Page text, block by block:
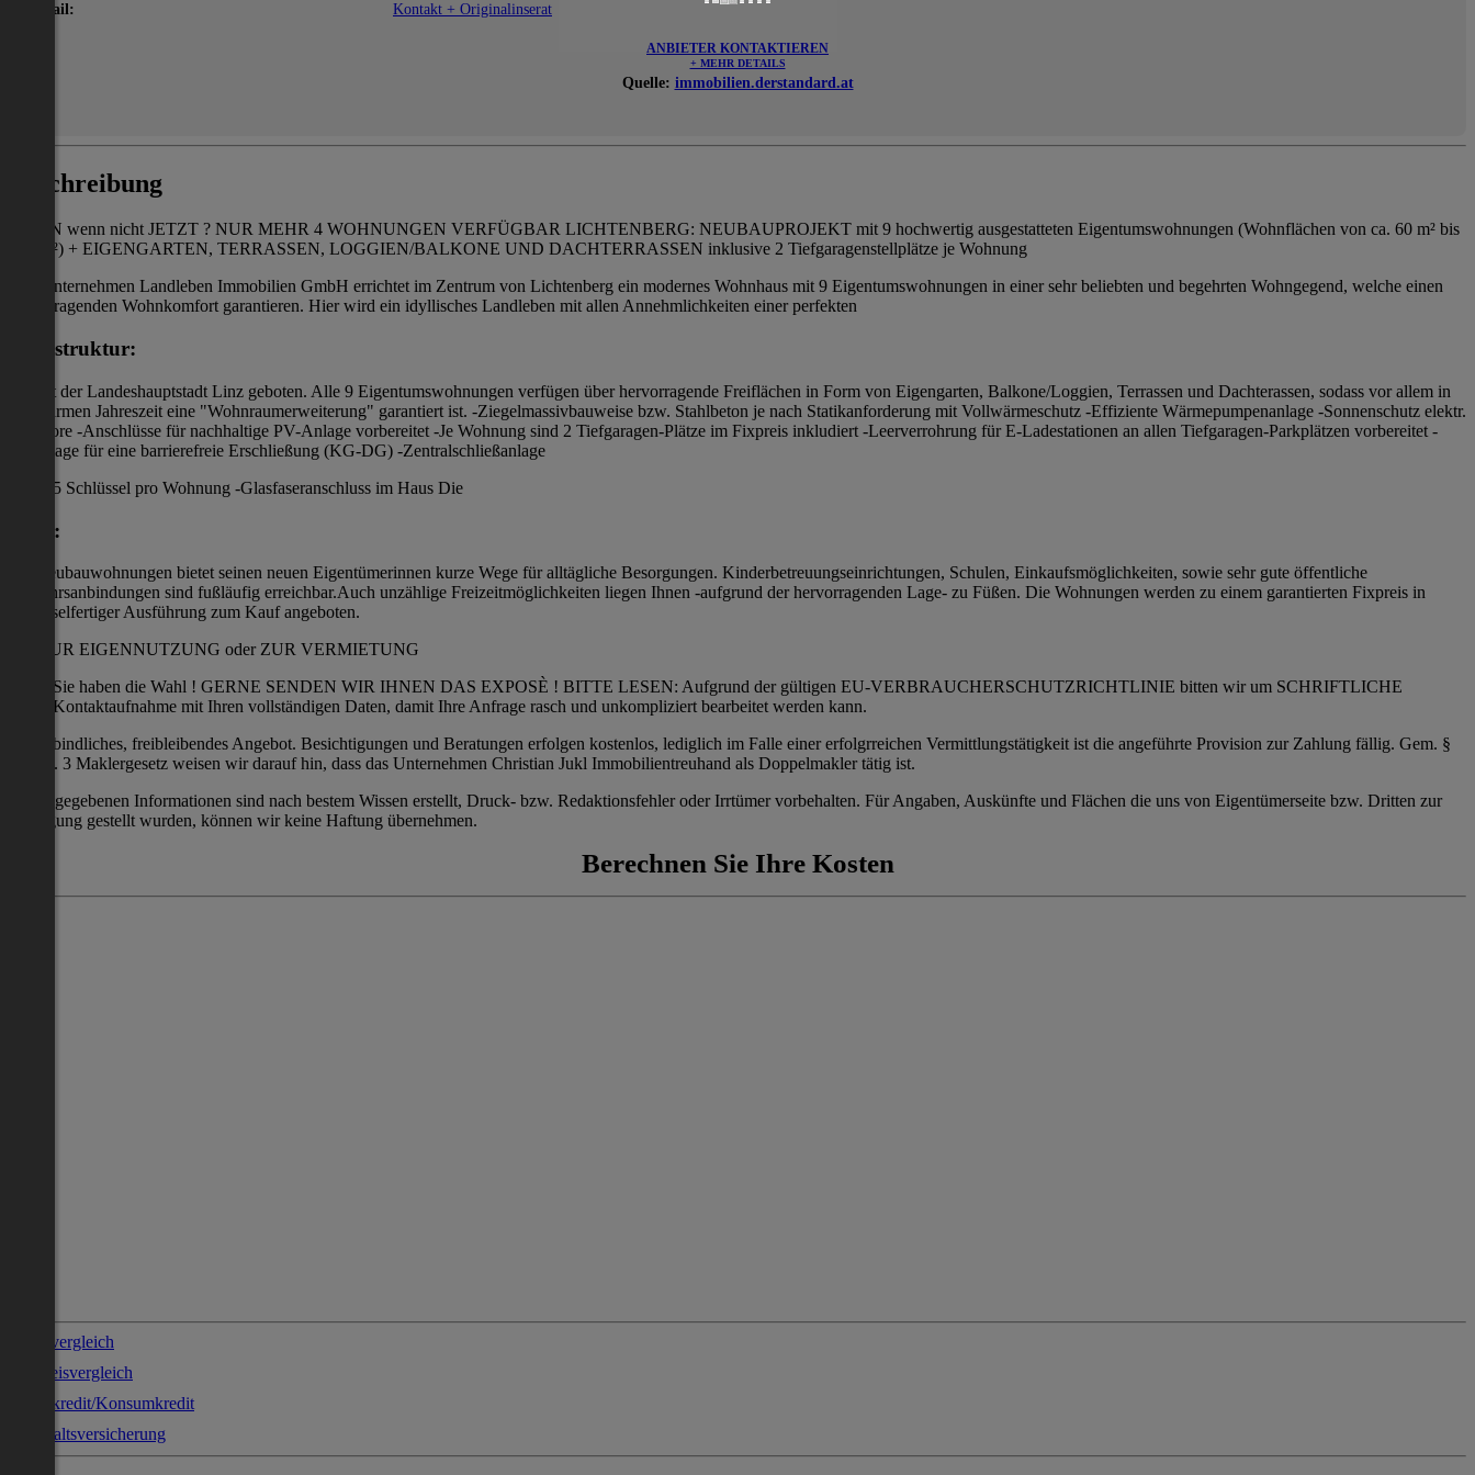
E-Mail: Kontakt + Originalinserat
ANBIETER KONTAKTIEREN
+ MEHR DETAILS
Quelle: immobilien.derstandard.at
Beschreibung
WANN wenn nicht JETZT ? NUR MEHR 4 WOHNUNGEN VERFÜGBAR LICHTENBERG: NEUBAUPROJEKT mit 9 hochwertig ausgestatteten Eigentumswohnungen (Wohnflächen von ca. 60 m² bis
106 m²) + EIGENGARTEN, TERRASSEN, LOGGIEN/BALKONE UND DACHTERRASSEN inklusive 2 Tiefgaragenstellplätze je Wohnung
Das Unternehmen Landleben Immobilien GmbH errichtet im Zentrum von Lichtenberg ein modernes Wohnhaus mit 9 Eigentumswohnungen in einer sehr beliebten und begehrten Wohngegend, welche einen
hervorragenden Wohnkomfort garantieren. Hier wird ein idyllisches Landleben mit allen Annehmlichkeiten einer perfekten
Infrastruktur:
unweit der Landeshauptstadt Linz geboten. Alle 9 Eigentumswohnungen verfügen über hervorragende Freiflächen in Form von Eigengarten, Balkone/Loggien, Terrassen und Dachterassen, sodass vor allem in
der warmen Jahreszeit eine "Wohnraumerweiterung" garantiert ist. -Ziegelmassivbauweise bzw. Stahlbeton je nach Statikanforderung mit Vollwärmeschutz -Effiziente Wärmepumpenanlage -Sonnenschutz elektr.
Raffstore -Anschlüsse für nachhaltige PV-Anlage vorbereitet -Je Wohnung sind 2 Tiefgaragen-Plätze im Fixpreis inkludiert -Leerverrohrung für E-Ladestationen an allen Tiefgaragen-Parkplätzen vorbereitet -
Liftanlage für eine barrierefreie Erschließung (KG-DG) -Zentralschließanlage
5 Schlüssel pro Wohnung -Glasfaseranschluss im Haus Die
Lage:
der Neubauwohnungen bietet seinen neuen Eigentümerinnen kurze Wege für alltägliche Besorgungen. Kinderbetreuungseinrichtungen, Schulen, Einkaufsmöglichkeiten, sowie sehr gute öffentliche
Verkehrsanbindungen sind fußläufig erreichbar.Auch unzählige Freizeitmöglichkeiten liegen Ihnen -aufgrund der hervorragenden Lage- zu Füßen. Die Wohnungen werden zu einem garantierten Fixpreis in
schlüsselfertiger Ausführung zum Kauf angeboten.
OB ZUR EIGENNUTZUNG oder ZUR VERMIETUNG
Sie haben die Wahl ! GERNE SENDEN WIR IHNEN DAS EXPOSÈ ! BITTE LESEN: Aufgrund der gültigen EU-VERBRAUCHERSCHUTZRICHTLINIE bitten wir um SCHRIFTLICHE
Kontaktaufnahme mit Ihren vollständigen Daten, damit Ihre Anfrage rasch und unkompliziert bearbeitet werden kann.
Unverbindliches, freibleibendes Angebot. Besichtigungen und Beratungen erfolgen kostenlos, lediglich im Falle einer erfolgrreichen Vermittlungstätigkeit ist die angeführte Provision zur Zahlung fällig. Gem. §
5, Abs. 3 Maklergesetz weisen wir darauf hin, dass das Unternehmen Christian Jukl Immobilientreuhand als Doppelmakler tätig ist.
Die angegebenen Informationen sind nach bestem Wissen erstellt, Druck- bzw. Redaktionsfehler oder Irrtümer vorbehalten. Für Angaben, Auskünfte und Flächen die uns von Eigentümerseite bzw. Dritten zur
Verfügung gestellt wurden, können wir keine Haftung übernehmen.
Berechnen Sie Ihre Kosten
Stromvergleich
Gaspreisvergleich
Sofortkredit/Konsumkredit
Haushaltsversicherung